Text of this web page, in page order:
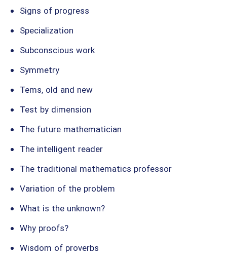
Signs of progress
Specialization
Subconscious work
Symmetry
Tems, old and new
Test by dimension
The future mathematician
The intelligent reader
The traditional mathematics professor
Variation of the problem
What is the unknown?
Why proofs?
Wisdom of proverbs